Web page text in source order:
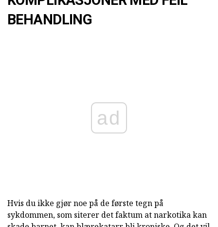
BEHANDLING
ad
Hvis du ikke gjør noe på de første tegn på
sykdommen, som siterer det faktum at narkotika kan